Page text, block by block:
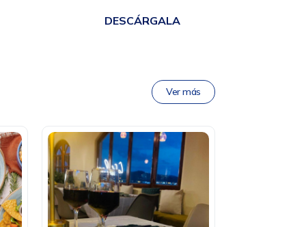
DESCÁRGALA
Ver más